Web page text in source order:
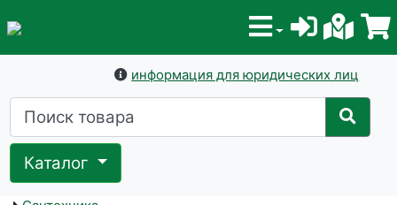
информация для юридических лиц
Каталог